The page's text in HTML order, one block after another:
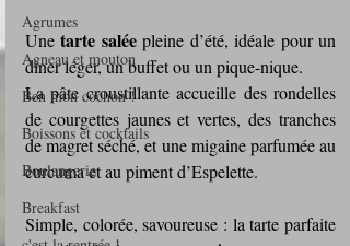
Agrumes
Agneau et mouton
Ben mon cochon !
Boissons et cocktails
Boulangerie
Breakfast
Une tarte salée pleine d’été, idéale pour un
dîner léger, un buffet ou un pique‑nique.
La pâte croustillante accueille des rondelles
de courgettes jaunes et vertes, des tranches
de magret séché, et une migaine parfumée au
curcuma et au piment d’Espelette.
Simple, colorée, savoureuse : la tarte parfaite